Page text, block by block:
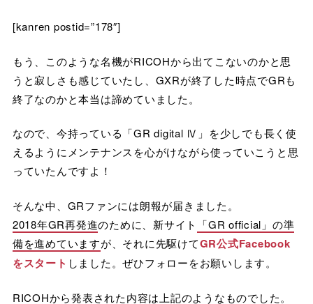
[kanren postid=”178″]
もう、このような名機がRICOHから出てこないのかと思
うと寂しさも感じていたし、GXRが終了した時点でGRも
終了なのかと本当は諦めていました。
なので、今持っている「GR digital Ⅳ」を少しでも長く使
えるようにメンテナンスを心がけながら使っていこうと思
っていたんですよ！
そんな中、GRファンには朗報が届きました。
2018年GR再発進のために、新サイト
「GR official」の準
備を進めていますが、それに先駆けてGR公式Facebook
をスタート しました。ぜひフォローをお願いします。
RICOHから発表された内容は上記のようなものでした。